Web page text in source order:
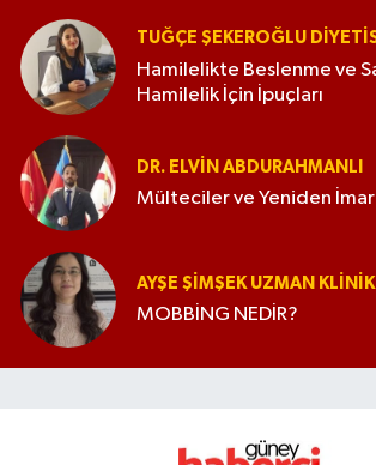
TUĞÇE ŞEKEROĞLU
Hamilelikte Beslenme ve
Hamilelik İçin İpuçları
DR. ELVIN ABDURAHMANLI
Mülteciler ve Yeniden İmar
AYŞE ŞIMŞEK UZMAN
MOBBİNG NEDİR?